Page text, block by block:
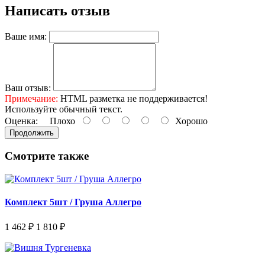
Написать отзыв
Ваше имя:
Ваш отзыв:
Примечание: HTML разметка не поддерживается!
Используйте обычный текст.
Оценка: Плохо Хорошо
Продолжить
Смотрите также
Комплект 5шт / Груша Аллегро
1 462 ₽ 1 810 ₽